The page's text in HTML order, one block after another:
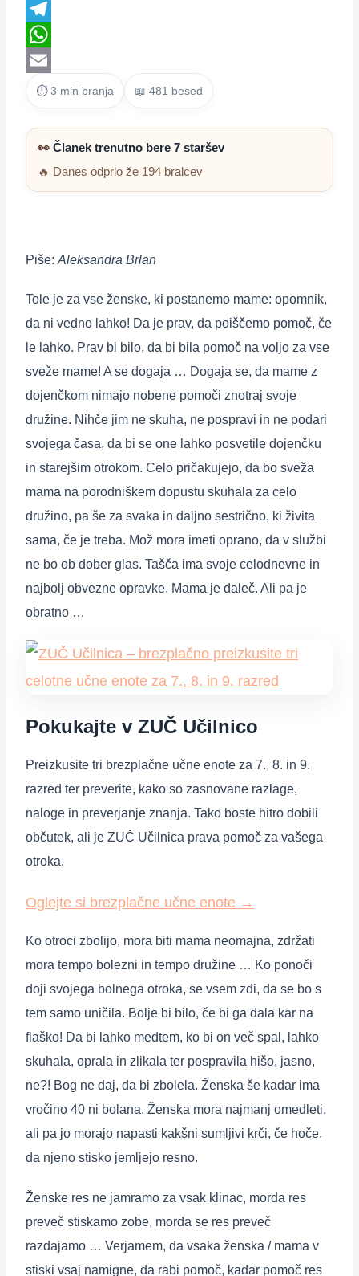
Viber
Telegram
WhatsApp
Email
⏱ 3 min branja 📖 481 besed
👀 Članek trenutno bere 7 staršev
🔥 Danes odprlo že 194 bralcev
Piše: Aleksandra Brlan
Tole je za vse ženske, ki postanemo mame: opomnik,
da ni vedno lahko! Da je prav, da poiščemo pomoč, če
le lahko. Prav bi bilo, da bi bila pomoč na voljo za vse
sveže mame! A se dogaja … Dogaja se, da mame z
dojenčkom nimajo nobene pomoči znotraj svoje
družine. Nihče jim ne skuha, ne pospravi in ne podari
svojega časa, da bi se one lahko posvetile dojenčku
in starejšim otrokom. Celo pričakujejo, da bo sveža
mama na porodniškem dopustu skuhala za celo
družino, pa še za svaka in daljno sestrično, ki živita
sama, če je treba. Mož mora imeti oprano, da v službi
ne bo ob dober glas. Tašča ima svoje celodnevne in
najbolj obvezne opravke. Mama je daleč. Ali pa je
obratno …
Pokukajte v ZUČ Učilnico
Preizkusite tri brezplačne učne enote za 7., 8. in 9.
razred ter preverite, kako so zasnovane razlage,
naloge in preverjanje znanja. Tako boste hitro dobili
občutek, ali je ZUČ Učilnica prava pomoč za vašega
otroka.
Oglejte si brezplačne učne enote →
Ko otroci zbolijo, mora biti mama neomajna, zdržati
mora tempo bolezni in tempo družine … Ko ponoči
doji svojega bolnega otroka, se vsem zdi, da se bo s
tem samo uničila. Bolje bi bilo, če bi ga dala kar na
flaško! Da bi lahko medtem, ko bi on več spal, lahko
skuhala, oprala in zlikala ter pospravila hišo, jasno,
ne?! Bog ne daj, da bi zbolela. Ženska še kadar ima
vročino 40 ni bolana. Ženska mora najmanj omedleti,
ali pa jo morajo napasti kakšni sumljivi krči, če hoče,
da njeno stisko jemljejo resno.
Ženske res ne jamramo za vsak klinac, morda res
preveč stiskamo zobe, morda se res preveč
razdajamo … Verjamem, da vsaka ženska / mama v
stiski vsaj namigne, da rabi pomoč, kadar pomoč res